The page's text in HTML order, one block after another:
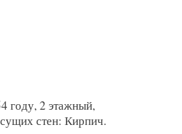
году, 2 этажный,
стен: Кирпич.